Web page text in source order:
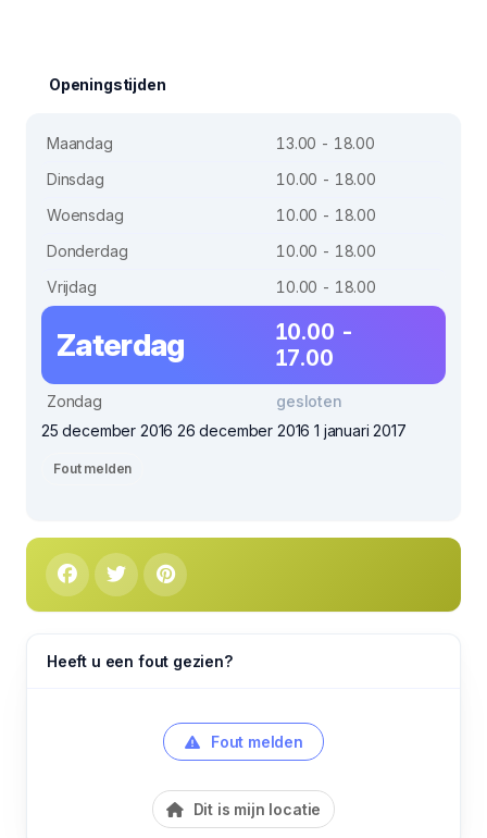
Openingstijden
Maandag
13.00 - 18.00
Dinsdag
10.00 - 18.00
Woensdag
10.00 - 18.00
Donderdag
10.00 - 18.00
Vrijdag
10.00 - 18.00
Zaterdag
10.00 -
17.00
Zondag
gesloten
25 december 2016 26 december 2016 1 januari 2017
Fout melden
Heeft u een fout gezien?
Fout melden
Dit is mijn locatie